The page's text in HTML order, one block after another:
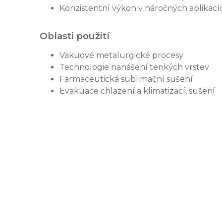
Konzistentní výkon v náročných
Oblasti použití
Vakuové metalurgické procesy
Technologie nanášení tenkých vrstev
Farmaceutická sublimační sušení
Evakuace chlazení a klimatizací, sušení